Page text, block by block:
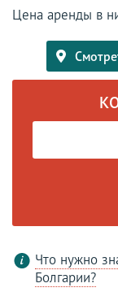
Цена аренды в
Что нужно
Болгарии?